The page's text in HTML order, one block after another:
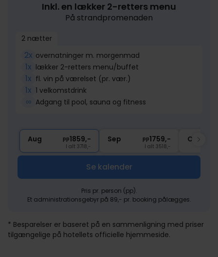
Inkl. en lækker 2-retters menu
På strandpromenaden
2 nætter
2x overnatninger m. morgenmad
1x lækker 2-retters menu/buffet
1x fl. vin på værelset (pr. vær.)
1x 1 velkomstdrink
∞ Adgang til pool, sauna og fitness
Aug pp1859,-
I alt 3718,-
Sep pp1759,-
I alt 3518,-
Okt
Se kalender
Pris pr. person (pp).
Et administrationsgebyr på 89,- pr. booking pålægges.
* Besparelser er baseret på en sammenligning med priser
tilgængelige på hotellets officielle hjemmeside.